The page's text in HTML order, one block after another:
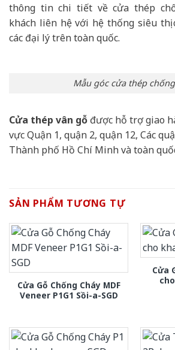
thông tin chi tiết về cửa thép
khách liên hệ với hệ thống siêu thị
các đại lý trên toàn quốc.
Mẫu góc cửa thép
Cửa thép vân gỗ được hỗ trợ giao
vực Quận 1, quận 2, quận 12, Các
Thành phố Hồ Chí Minh và toàn
SẢN PHẨM TƯƠNG TỰ
Cửa Gỗ Chống Cháy MDF
Veneer P1G1 Sồi-a-SGD
Cửa